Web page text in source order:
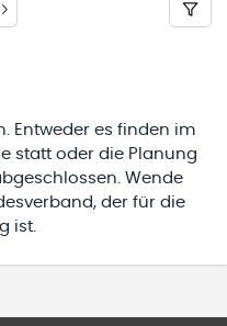
Entweder es finden im
statt oder die Planung
Wende
der für die
ist.